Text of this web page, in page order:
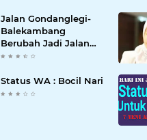
Jalan Gondanglegi-
Balekambang
Berubah Jadi Jalan
Nasional, Dewanti
Dampaknya
[NUSANTARANEW.CO]
Status WA : Bocil Nari